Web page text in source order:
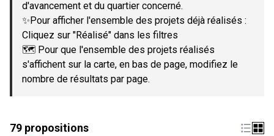
d'avancement et du quartier concerné.
✨Pour afficher l'ensemble des projets déjà réalisés :
Cliquez sur "Réalisé" dans les filtres
🗺️ Pour que l'ensemble des projets réalisés
s'affichent sur la carte, en bas de page, modifiez le
nombre de résultats par page.
79 propositions